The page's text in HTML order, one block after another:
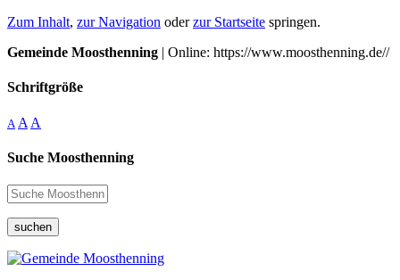
Zum Inhalt, zur Navigation oderzur Startseite springen.
Gemeinde Moosthenning | Online: https://www.moosthenning.de//
Schriftgröße
A A A
Suche Moosthenning
suchen